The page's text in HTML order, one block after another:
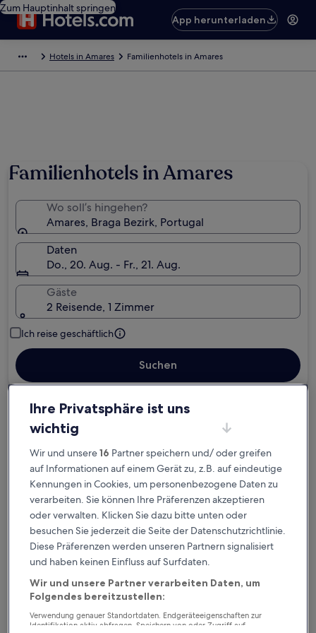
Zum Hauptinhalt springen
App herunterladen
Hotels in Amares Familienhotels in Amares
Familienhotels in Amares
Wo soll’s hingehen?
Amares, Braga Bezirk, Portugal
Daten
Do., 20. Aug. - Fr., 21. Aug.
Gäste
2 Reisende, 1 Zimmer
Ich reise geschäftlich
Suchen
Kostenlose Stornierung bei
Planänderungen
Verdiene Prämien für jede
wahrgenommene Übernachtung
Mehr sparen mit Preisen für Mitglieder
Überprüfe die Preise für diese Daten
Heute
6. Aug. - 7. Aug.
Morgen
7. Aug. - 8. Aug.
Ihre Privatsphäre ist uns
wichtig
Wir und unsere16 Partner speichern und/ oder greifen
auf Informationen auf einem Gerät zu, z.B. auf eindeutige
Kennungen in Cookies, um personenbezogene Daten zu
verarbeiten. Sie können Ihre Präferenzen akzeptieren
oder verwalten. Klicken Sie dazu bitte unten oder
besuchen Sie jederzeit die Seite der Datenschutzrichtlinie.
Diese Präferenzen werden unseren Partnern signalisiert
und haben keinen Einfluss auf Surfdaten.
Wir und unsere Partner verarbeiten Daten, um
Folgendes bereitzustellen:
Verwendung genauer Standortdaten. Endgeräteeigenschaften zur
Identifikation aktiv abfragen. Speichern von oder Zugriff auf